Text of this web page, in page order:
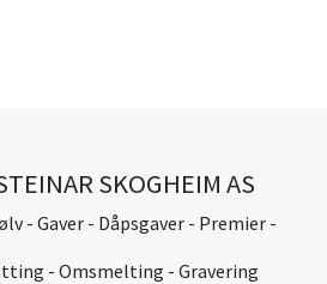
SKOGHEIM AS
- Gaver - Dåpsgaver - Premier -
- Omsmelting - Gravering